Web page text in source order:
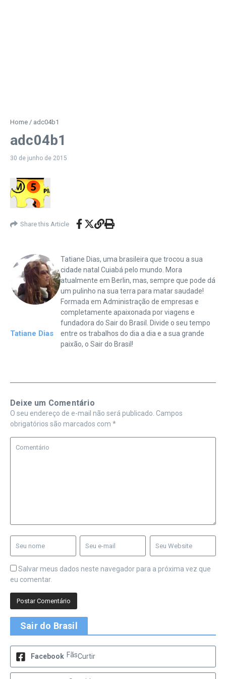
Home / adc04b1
adc04b1
30 de junho de 2015
Share this Article
Tatiane Dias
Tatiane Dias, uma brasileira que trocou a sua
cidade natal Cuiabá pelo mundo. Mora
atualmente em Berlin, mas, sempre que pode dá
um pulinho na sua terra para matar saudade!
Formada em Administração de empresas e
completamente apaixonada por viagens e
fundadora do Sair do Brasil. Divide o seu tempo
entre os trabalhos do dia a dia e a sua grande
paixão, o Sair do Brasil!
Deixe um Comentário
O seu endereço de e-mail não será publicado. Campos
obrigatórios são marcados com *
Salvar meus dados neste navegador para a próxima vez que
eu comentar.
Sair do Brasil
Facebook FãsCurtir